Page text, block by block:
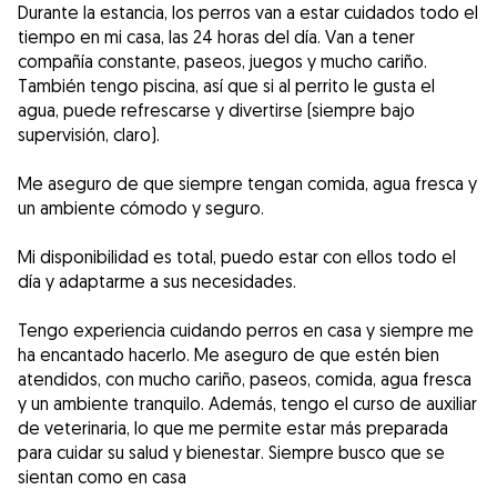
Durante la estancia, los perros van a estar cuidados todo el
tiempo en mi casa, las 24 horas del día. Van a tener
compañía constante, paseos, juegos y mucho cariño.
También tengo piscina, así que si al perrito le gusta el
agua, puede refrescarse y divertirse (siempre bajo
supervisión, claro).
Me aseguro de que siempre tengan comida, agua fresca y
un ambiente cómodo y seguro.
Mi disponibilidad es total, puedo estar con ellos todo el
día y adaptarme a sus necesidades.
Tengo experiencia cuidando perros en casa y siempre me
ha encantado hacerlo. Me aseguro de que estén bien
atendidos, con mucho cariño, paseos, comida, agua fresca
y un ambiente tranquilo. Además, tengo el curso de auxiliar
de veterinaria, lo que me permite estar más preparada
para cuidar su salud y bienestar. Siempre busco que se
sientan como en casa